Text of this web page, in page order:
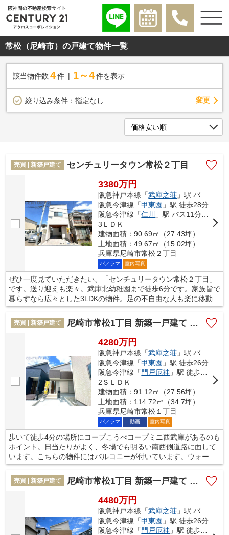
常松（尼崎市）の戸建て物件一覧
該当物件数 4件 1～4 件を表示
絞り込み条件： 指定なし 変更
売買 | 新築戸建て センチュリータウン常松２丁目
3380万円
阪急神戸本線「武庫之荘 」駅 バス14分 「常陽中学校」 停歩7分
阪急今津線「甲東園 」駅 徒歩28分
阪急今津線「仁川
」駅 バス11分 「上大市５丁目」 停歩15分
3ＬＤＫ
建物面積：90.69㎡（27.43坪）
土地面積：49.67㎡（15.02坪）
兵庫県尼崎市常松２丁目
パノラマ 室内写真
ぜひ一度見ていただきたい、「センチュリータウン常松２丁目」
です。送り迎えも楽々。武庫北幼稚園まで徒歩6分です。家族皆で
暮らすなら広々とした3LDKの物件。足の不自由な人も楽に移動す
ることができる平坦地です。帰りたくなる我が家を見つけません
か。素敵な土地を見つけて、快適な生活を始めましょう。ぜひ当
社のオススメする土地をご検討ください。
売買 | 新築戸建て 尼崎市常松1丁目 新築一戸建て 全4区画
4280万円
阪急神戸本線「武庫之荘 」駅 バス10分 「武庫営業所」 停歩3分
阪急今津線「甲東園 」駅 徒歩26分
阪急今津線「 門戸厄神 」駅 徒歩27分
2ＳＬＤＫ
建物面積：91.12㎡（27.56坪）
土地面積：114.72㎡（34.7坪）
兵庫県尼崎市常松１丁目
パノラマ 動画 室内写真
歩いて徒歩4分の場所にコープこうべコープミニ西武庫があるのも
ポイント。日当たりがよく、冬場でも明るい南西側道路に面して
います。こちらの物件にはバルコニーが付いています。ウォーク
インクローゼットには沢山の服をしまうことができるので、全て
の服を1か所で管理することができます。お客様の住まい探しをサ
ポート致します。尼崎市で不動産の購入を検討しているのであれ
ば、お気軽にお問い合わせください。
売買 | 新築戸建て 尼崎市常松1丁目 新築一戸建て 全4区画
4480万円
阪急神戸本線「武庫之荘 」駅 バス10分 「武庫営業所」 停歩3分
阪急今津線「甲東園 」駅 徒歩26分
阪急今津線「 門戸厄神 」駅 徒歩27分